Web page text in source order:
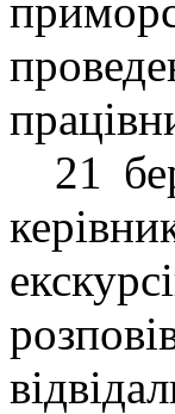
21